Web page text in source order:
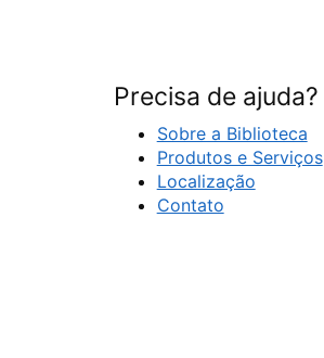
Precisa de ajuda?
Sobre a Biblioteca
Produtos e Serviços
Localização
Contato